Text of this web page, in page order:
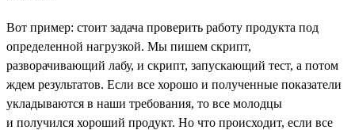
Вот пример: стоит задача проверить работу продукта под
определенной нагрузкой. Мы пишем скрипт,
разворачивающий лабу, и скрипт, запускающий тест, а потом
ждем результатов. Если все хорошо и полученные показатели
укладываются в наши требования, то все молодцы
и получился хороший продукт. Но что происходит, если все